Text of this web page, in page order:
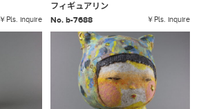
￥Pls. inquire
フィギュアリン
No. b-7688
￥Pls. inquire